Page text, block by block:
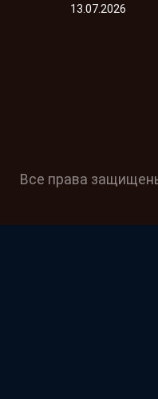
13.07.2026
Все права